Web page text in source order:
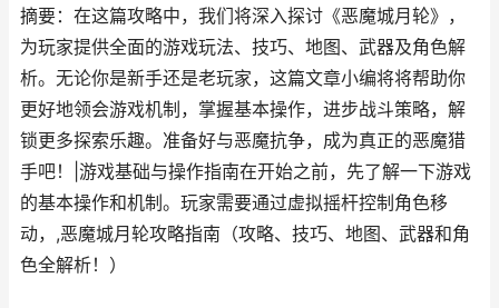
摘要：在这篇攻略中，我们将深入探讨《恶魔城月轮》，
为玩家提供全面的游戏玩法、技巧、地图、武器及角色解
析。无论你是新手还是老玩家，这篇文章小编将将帮助你
更好地领会游戏机制，掌握基本操作，进步战斗策略，解
锁更多探索乐趣。准备好与恶魔抗争，成为真正的恶魔猎
手吧！|游戏基础与操作指南在开始之前，先了解一下游戏
的基本操作和机制。玩家需要通过虚拟摇杆控制角色移
动，,恶魔城月轮攻略指南（攻略、技巧、地图、武器和角
色全解析！）